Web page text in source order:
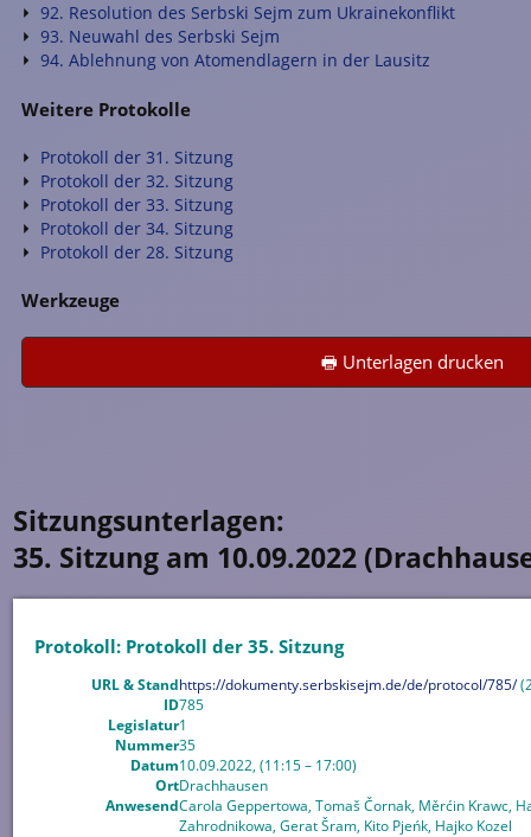
92. Resolution des Serbski Sejm zum Ukrainekonflikt
93. Neuwahl des Serbski Sejm
94. Ablehnung von Atomendlagern in der Lausitz
Weitere Protokolle
Protokoll der 31. Sitzung
Protokoll der 32. Sitzung
Protokoll der 33. Sitzung
Protokoll der 34. Sitzung
Protokoll der 28. Sitzung
Werkzeuge
🖶 Unterlagen drucken
Sitzungsunterlagen:
35. Sitzung am 10.09.2022
Protokoll: Protokoll der 35. Sitzung
URL & Standhttps://dokumenty.serbskisejm.de/de/protocol/785/
ID785
Legislatur1
Nummer35
Datum10.09.2022, (11:15 – 17:00)
OrtDrachhausen
AnwesendCarola Geppertowa, Tomaš Čornak, Měrćin Krawc,
Zahrodnikowa, Gerat Šram, Kito Pjeńk, Hajko Kozel